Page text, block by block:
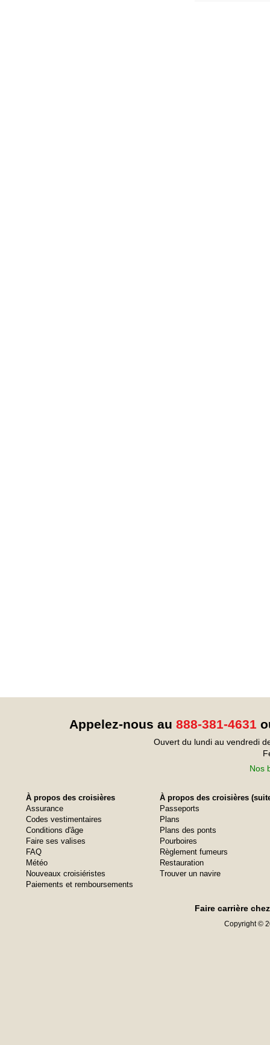
Appelez-nous au 888-381-4631
Ouvert du lundi au vendredi
Nos
À propos des croisières
Assurance
Codes vestimentaires
Conditions d'âge
Faire ses valises
FAQ
Météo
Nouveaux croisiéristes
Paiements et remboursements
À propos des croisières
Passeports
Plans
Plans des ponts
Pourboires
Règlement fumeurs
Restauration
Trouver un navire
Faire carrière
Copyright ©